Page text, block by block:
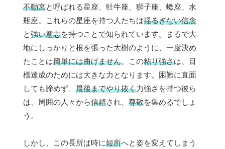
不動宮と呼ばれる星座、牡牛座、獅子座、蠍座、水
瓶座。これらの星座を持つ人たちは揺るぎない信念
と強い意志を持つことで知られています。まるで大
地にしっかりと根を張った大樹のように、一度決め
たことは簡単には曲げません。この粘り強さは、目
標達成のためには大きな力となります。困難に直面
しても諦めず、 最後までやり抜く力強さを持つ彼ら
は、周囲の人々から信頼され、 尊敬を集めるでしょ
う。
しかし、この長所は時に短所へと姿を変えてしまう